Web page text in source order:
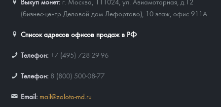
(бизнес-центр Деловой дом Лефортово), 10 этаж, офис 911А
Список адресов офисов продаж в РФ
Телефон: +7 (495) 728-29-96
Телефон: 8 (800) 500-08-77
Email: mail@zoloto-md.ru